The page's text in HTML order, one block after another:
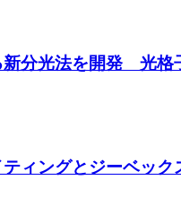
新分光法を開発 光格
ィングとジーベック